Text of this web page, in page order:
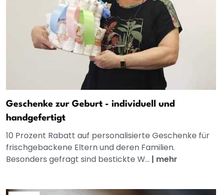
Geschenke zur Geburt - individuell und
handgefertigt
10 Prozent Rabatt auf personalisierte Geschenke für
frischgebackene Eltern und deren Familien.
Besonders gefragt sind bestickte W... | mehr